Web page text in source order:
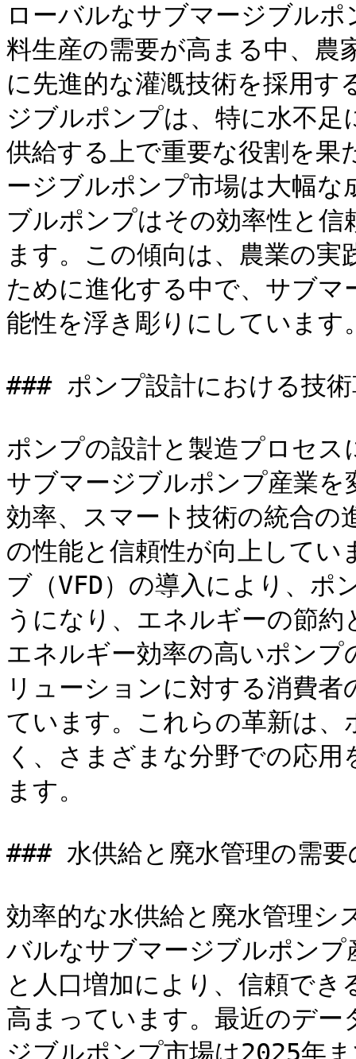
ローバルなサブマージブル
料生産の需要が高まる中、農
に先進的な灌漑技術を採用
ジブルポンプは、特に水不
供給する上で重要な役割を
ージブルポンプ市場は大幅
ブルポンプはその効率性と
ます。この傾向は、農業の
ために進化する中で、サブ
能性を浮き彫りにしています
### ポンプ設計における技
ポンプの設計と製造プロセ
サブマージブルポンプ産業
効率、スマート技術の統合
の性能と信頼性が向上して
ブ（VFD）の導入により、ポ
うになり、エネルギーの節
エネルギー効率の高いポン
リューションに対する消費
ています。これらの革新は
く、さまざまな分野での応
ます。
### 水供給と廃水管理の需要
効率的な水供給と廃水管理シ
バルなサブマージブルポンプ
と人口増加により、信頼で
高まっています。最近のデ
ジブルポンプ市場は2025年